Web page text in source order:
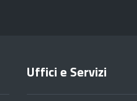
Uffici e Servizi